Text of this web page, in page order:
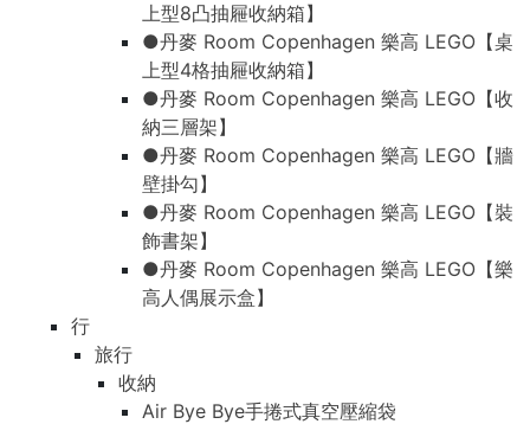
上型8凸抽屜收納箱】
●丹麥 Room Copenhagen 樂高 LEGO【桌
上型4格抽屜收納箱】
●丹麥 Room Copenhagen 樂高 LEGO【收
納三層架】
●丹麥 Room Copenhagen 樂高 LEGO【牆
壁掛勾】
●丹麥 Room Copenhagen 樂高 LEGO【裝
飾書架】
●丹麥 Room Copenhagen 樂高 LEGO【樂
高人偶展示盒】
行
旅行
收納
Air Bye Bye手捲式真空壓縮袋